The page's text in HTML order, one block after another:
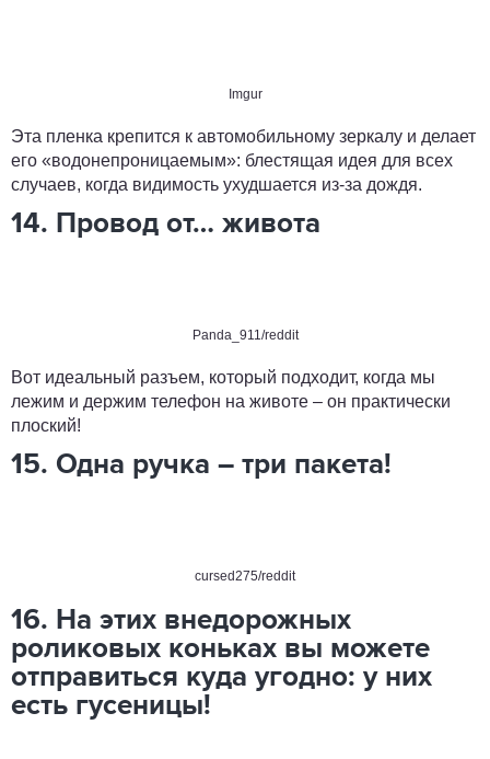
Imgur
Эта пленка крепится к автомобильному зеркалу и делает
его «водонепроницаемым»: блестящая идея для всех
случаев, когда видимость ухудшается из-за дождя.
14. Провод от… живота
Panda_911/reddit
Вот идеальный разъем, который подходит, когда мы
лежим и держим телефон на животе – он практически
плоский!
15. Одна ручка – три пакета!
cursed275/reddit
16. На этих внедорожных
роликовых коньках вы можете
отправиться куда угодно: у них
есть гусеницы!